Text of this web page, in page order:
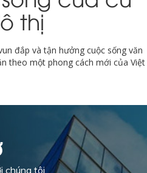
thị
đắp và tận hưởng cuộc sống văn
theo một phong cách mới của Việt
chúng tôi